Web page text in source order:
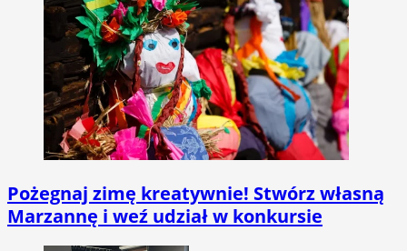
Pożegnaj zimę kreatywnie! Stwórz własną
Marzannę i weź udział w konkursie